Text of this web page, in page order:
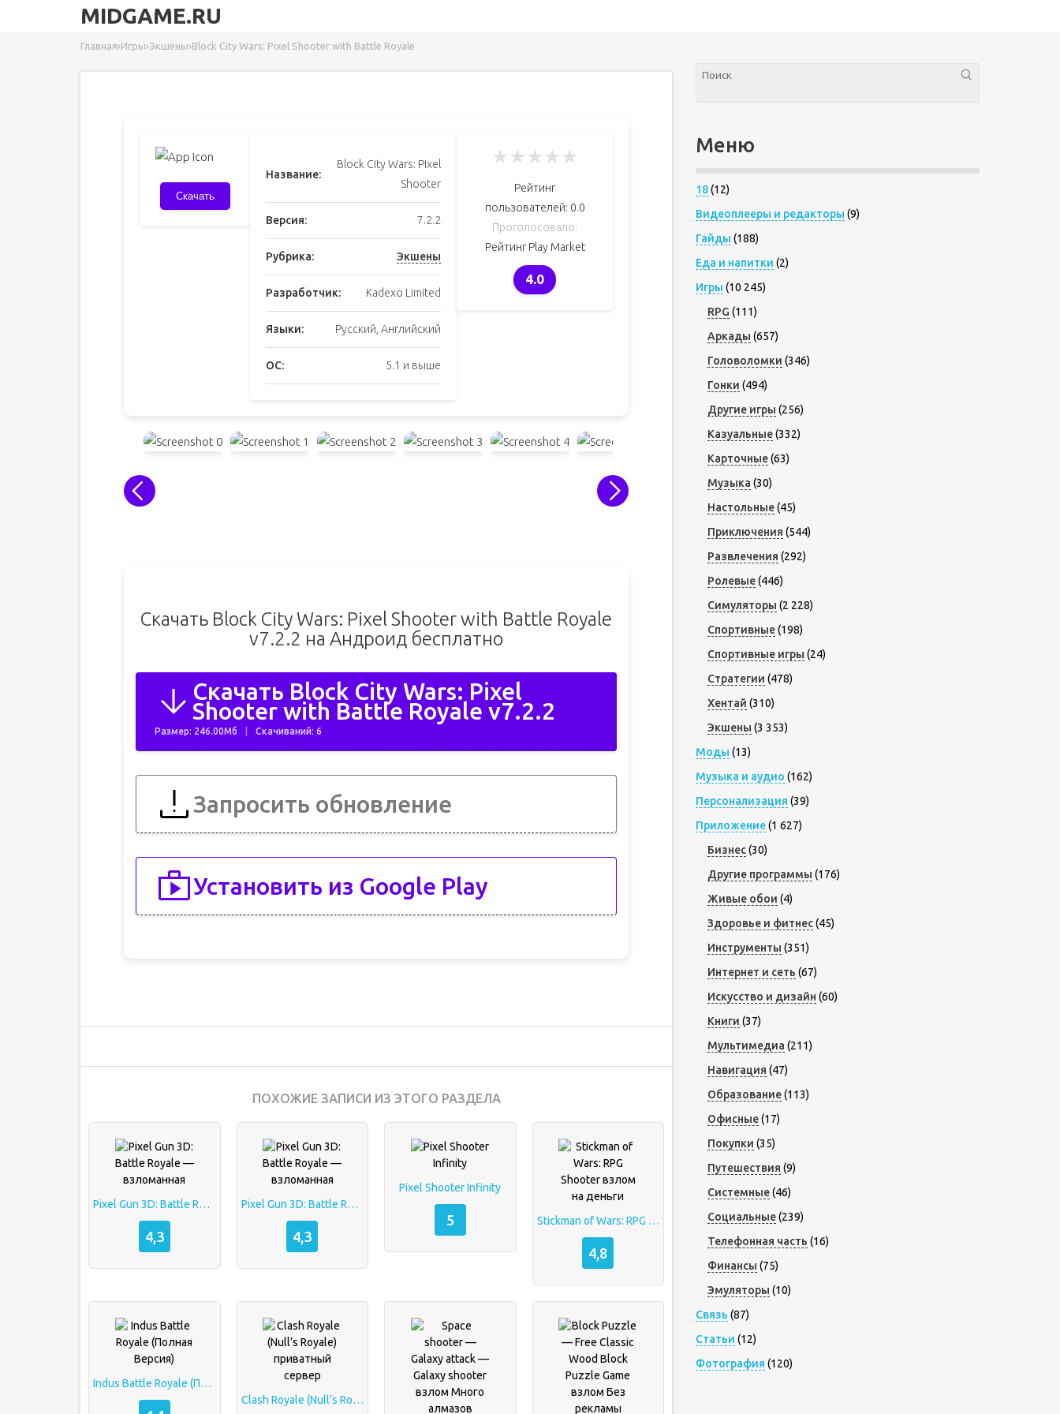
MIDGAME.RU
Главная›Игры›Экшены›Block City Wars: Pixel Shooter with Battle Royale
Скачать
Название:
Block City Wars: Pixel
Shooter
Версия: 7.2.2
Рубрика: Экшены
Разработчик: Kadexo Limited
Языки: Русский, Английский
ОС: 5.1 и выше
★★★★★
Рейтинг
пользователей: 0.0
Проголосовало:
Рейтинг Play Market
4.0
Скачать Block City Wars: Pixel Shooter with Battle Royale
v7.2.2 на Андроид бесплатно
Скачать Block City Wars: Pixel
Shooter with Battle Royale v7.2.2
Размер: 246.00Мб Скачиваний: 6
Запросить обновление
Установить из Google Play
ПОХОЖИЕ ЗАПИСИ ИЗ ЭТОГО РАЗДЕЛА
Pixel Gun 3D: Battle Royale — взломанная
4,3
Pixel Gun 3D: Battle Royale — взломанная
4,3
Pixel Shooter Infinity
5 Stickman of Wars: RPG Shooter взлом на деньги
4,8
Indus Battle Royale (Полная Версия)
Clash Royale (Null’s Royale) приватный сервер
Меню
18(12)
Видеоплееры и редакторы (9)
Гайды (188)
Еда и напитки (2)
Игры (10 245)
RPG (111)
Аркады (657)
Головоломки (346)
Гонки (494)
Другие игры (256)
Казуальные(332)
Карточные(63)
Музыка (30)
Настольные(45)
Приключения (544)
Развлечения (292)
Ролевые(446)
Симуляторы (2 228)
Спортивные(198)
Спортивные игры (24)
Стратегии (478)
Хентай (310)
Экшены (3 353)
Моды (13)
Музыка и аудио (162)
Персонализация (39)
Приложение(1 627)
Бизнес(30)
Другие программы (176)
Живые обои (4)
Здоровье и фитнес(45)
Инструменты (351)
Интернет и сеть (67)
Искусство и дизайн (60)
Книги (37)
Мультимедиа (211)
Навигация (47)
Образование(113)
Офисные(17)
Покупки (35)
Путешествия (9)
Системные(46)
Социальные(239)
Телефонная часть (16)
Финансы (75)
Эмуляторы (10)
Связь (87)
Статьи (12)
Фотография (120)